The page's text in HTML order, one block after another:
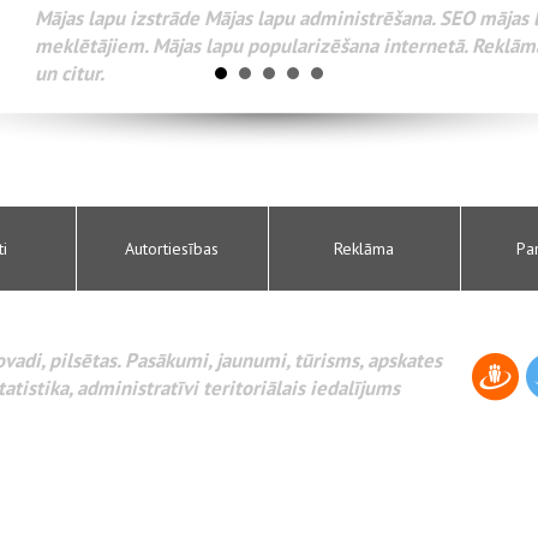
SEO mājas lapu optimizācija interneta
Reklāma internetā Google AdWords
Autortiesības Reklāma
pilsētas. Pasākumi, jaunumi, tūrisms, apskates
administratīvi teritoriālais iedalījums